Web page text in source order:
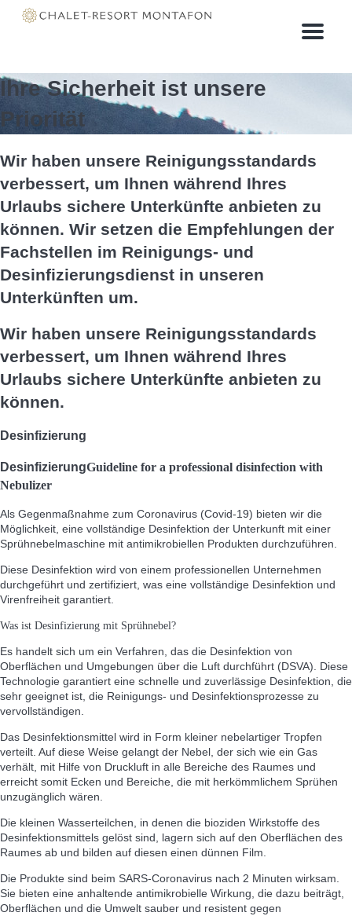
Menu
Ihre Sicherheit ist unsere
Priorität
Wir haben unsere Reinigungsstandards
verbessert, um Ihnen während Ihres
Urlaubs sichere Unterkünfte anbieten zu
können. Wir setzen die Empfehlungen der
Fachstellen im Reinigungs- und
Desinfizierungsdienst in unseren
Unterkünften um.
Wir haben unsere Reinigungsstandards
verbessert, um Ihnen während Ihres
Urlaubs sichere Unterkünfte anbieten zu
können.
Desinfizierung
DesinfizierungGuideline for a professional disinfection with
Nebulizer
Als Gegenmaßnahme zum Coronavirus (Covid-19) bieten wir die
Möglichkeit, eine vollständige Desinfektion der Unterkunft mit einer
Sprühnebelmaschine mit antimikrobiellen Produkten durchzuführen.
Diese Desinfektion wird von einem professionellen Unternehmen
durchgeführt und zertifiziert, was eine vollständige Desinfektion und
Virenfreiheit garantiert.
Was ist Desinfizierung mit Sprühnebel?
Es handelt sich um ein Verfahren, das die Desinfektion von
Oberflächen und Umgebungen über die Luft durchführt (DSVA). Diese
Technologie garantiert eine schnelle und zuverlässige Desinfektion, die
sehr geeignet ist, die Reinigungs- und Desinfektionsprozesse zu
vervollständigen.
Das Desinfektionsmittel wird in Form kleiner nebelartiger Tropfen
verteilt. Auf diese Weise gelangt der Nebel, der sich wie ein Gas
verhält, mit Hilfe von Druckluft in alle Bereiche des Raumes und
erreicht somit Ecken und Bereiche, die mit herkömmlichem Sprühen
unzugänglich wären.
Die kleinen Wasserteilchen, in denen die bioziden Wirkstoffe des
Desinfektionsmittels gelöst sind, lagern sich auf den Oberflächen des
Raumes ab und bilden auf diesen einen dünnen Film.
Die Produkte sind beim SARS-Coronavirus nach 2 Minuten wirksam.
Sie bieten eine anhaltende antimikrobielle Wirkung, die dazu beiträgt,
Oberflächen und die Umwelt sauber und resistent gegen